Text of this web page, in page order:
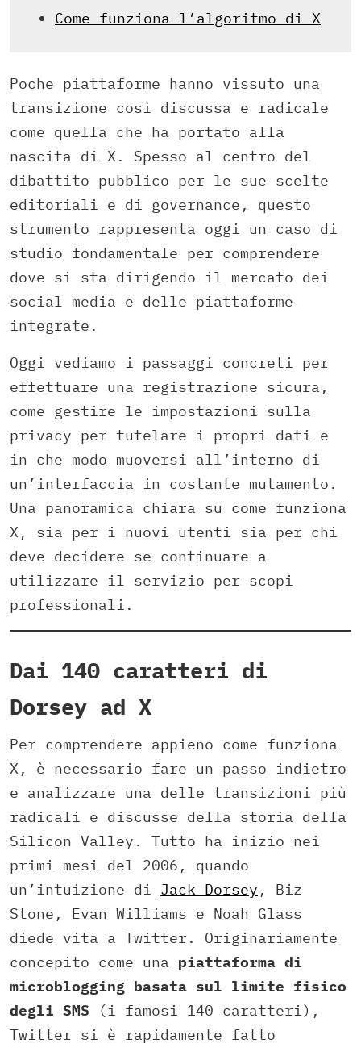
Come funziona l’algoritmo di X
Poche piattaforme hanno vissuto una
transizione così discussa e radicale
come quella che ha portato alla
nascita di X. Spesso al centro del
dibattito pubblico per le sue scelte
editoriali e di governance, questo
strumento rappresenta oggi un caso di
studio fondamentale per comprendere
dove si sta dirigendo il mercato dei
social media e delle piattaforme
integrate.
Oggi vediamo i passaggi concreti per
effettuare una registrazione sicura,
come gestire le impostazioni sulla
privacy per tutelare i propri dati e
in che modo muoversi all’interno di
un’interfaccia in costante mutamento.
Una panoramica chiara su come funziona
X, sia per i nuovi utenti sia per chi
deve decidere se continuare a
utilizzare il servizio per scopi
professionali.
Dai 140 caratteri di
Dorsey ad X
Per comprendere appieno come funziona
X, è necessario fare un passo indietro
e analizzare una delle transizioni più
radicali e discusse della storia della
Silicon Valley. Tutto ha inizio nei
primi mesi del 2006, quando
un’intuizione di Jack Dorsey , Biz
Stone, Evan Williams e Noah Glass
diede vita a Twitter. Originariamente
concepito come una piattaforma di
microblogging basata sul limite fisico
degli SMS (i famosi 140 caratteri),
Twitter si è rapidamente fatto